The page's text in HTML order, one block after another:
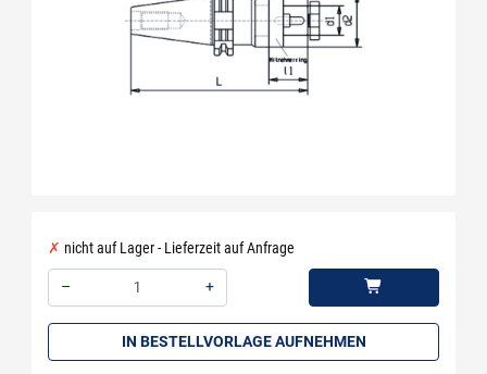
nicht auf Lager - Lieferzeit auf Anfrage
–
+
IN BESTELLVORLAGE AUFNEHMEN